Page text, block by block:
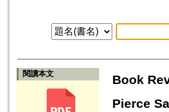
閱讀本文
Book
Pierce